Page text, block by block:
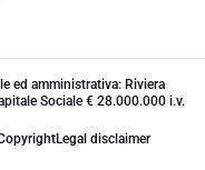
ed amministrativa: Riviera
Sociale € 28.000.000 i.v.
Legal disclaimer